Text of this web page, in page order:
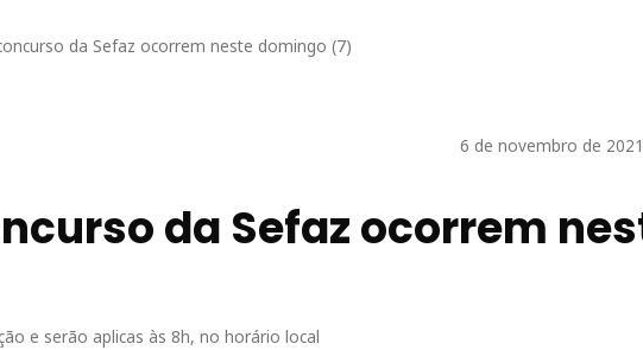
da Sefaz ocorrem neste domingo (7)
6 de novembro de
da Sefaz ocorrem
e serão aplicas às 8h, no horário local